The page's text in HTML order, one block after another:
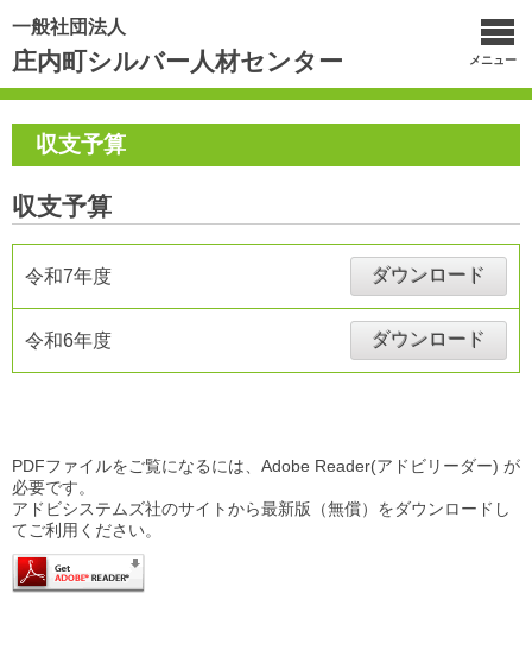
一般社団法人
庄内町シルバー人材センター メニュー
収支予算
収支予算
令和7年度 ダウンロード
令和6年度 ダウンロード
PDFファイルをご覧になるには、Adobe Reader(アドビリーダー) が
必要です。
アドビシステムズ社のサイトから最新版（無償）をダウンロードし
てご利用ください。